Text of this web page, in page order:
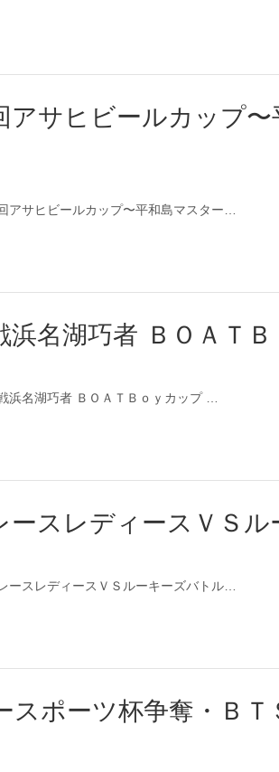
サヒビールカップ〜
アサヒビールカップ〜平和島マスター…
名湖巧者 ＢＯＡＴＢ
浜名湖巧者 ＢＯＡＴＢｏｙカップ …
スレディースＶＳル
ースレディースＶＳルーキーズバトル…
ポーツ杯争奪・ＢＴ